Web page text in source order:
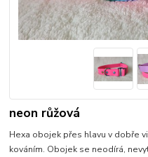
neon růžová
Hexa obojek přes hlavu v dobře
kováním. Obojek se neodírá,